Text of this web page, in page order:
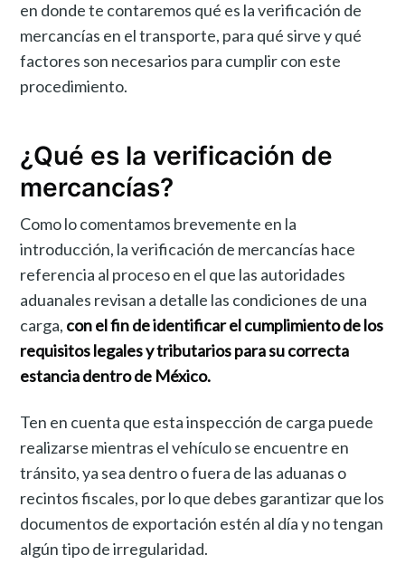
en donde te contaremos qué es la verificación de
mercancías en el transporte, para qué sirve y qué
factores son necesarios para cumplir con este
procedimiento.
¿Qué es la verificación de
mercancías?
Como lo comentamos brevemente en la
introducción, la verificación de mercancías hace
referencia al proceso en el que las autoridades
aduanales revisan a detalle las condiciones de una
carga, con el fin de identificar el cumplimiento de los
requisitos legales y tributarios para su correcta
estancia dentro de México.
Ten en cuenta que esta inspección de carga puede
realizarse mientras el vehículo se encuentre en
tránsito, ya sea dentro o fuera de las aduanas o
recintos fiscales, por lo que debes garantizar que los
documentos de exportación estén al día y no tengan
algún tipo de irregularidad.